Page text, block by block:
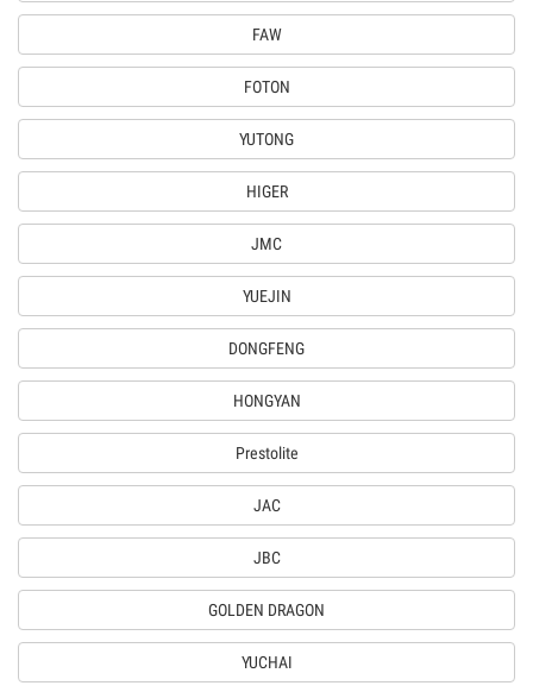
FAW
FOTON
YUTONG
HIGER
JMC
YUEJIN
DONGFENG
HONGYAN
Prestolite
JAC
JBC
GOLDEN DRAGON
YUCHAI